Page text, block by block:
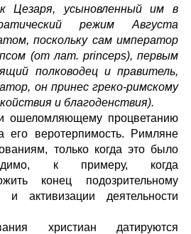
Цезаря, усыновленный им в
режим Августа
поскольку сам император
(от лат. princeps), первым
полководец и правитель,
он принес греко-римскому
и благоденствия).
ошеломляющему процветанию
его веротерпимость. Римляне
только когда это было
к примеру, когда
конец подозрительному
и активизации деятельности
христиан датируются